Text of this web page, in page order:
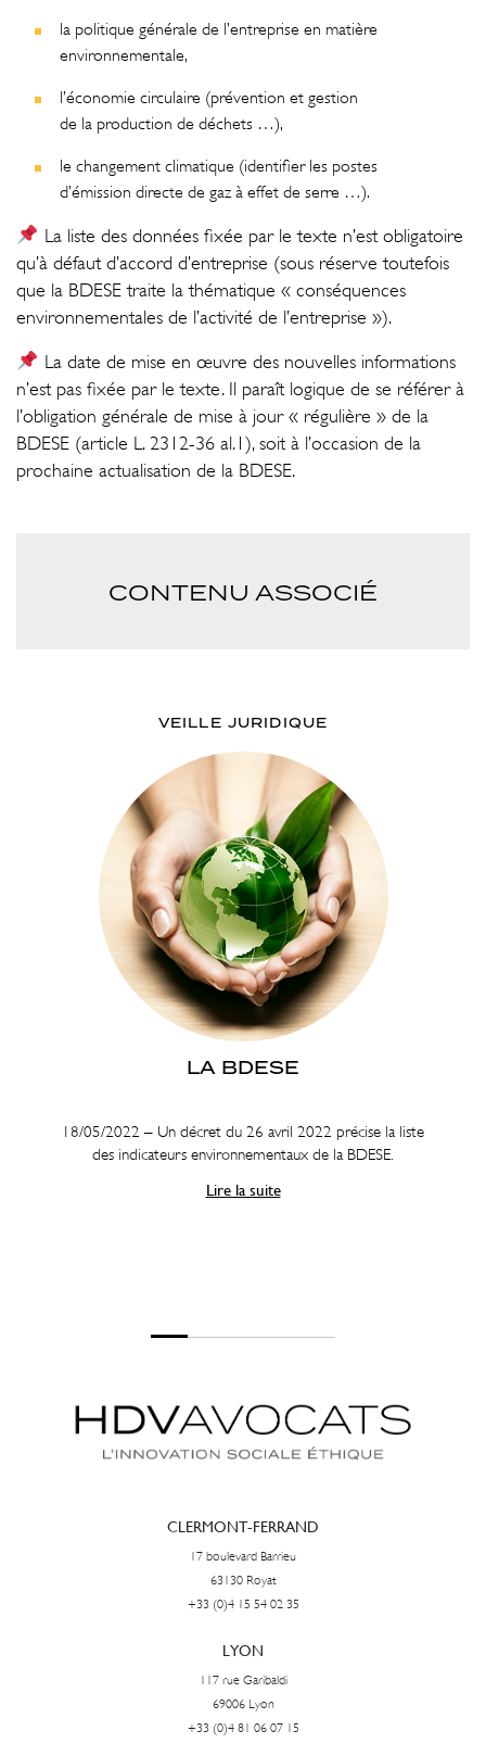
la politique générale de l’entreprise en matière
environnementale,
l’économie circulaire (prévention et gestion
de la production de déchets …),
le changement climatique (identifier les postes
d’émission directe de gaz à effet de serre …).
La liste des données fixée par le texte n’est obligatoire
qu’à défaut d’accord d’entreprise (sous réserve toutefois
que la BDESE traite la thématique « conséquences
environnementales de l’activité de l’entreprise »).
La date de mise en œuvre des nouvelles informations
n’est pas fixée par le texte. Il paraît logique de se référer à
l’obligation générale de mise à jour « régulière » de la
BDESE (article L. 2312-36 al.1), soit à l’occasion de la
prochaine actualisation de la BDESE.
CONTENU ASSOCIÉ
VEILLE JURIDIQUE
LA BDESE
18/05/2022 – Un décret du 26 avril 2022 précise la liste
des indicateurs environnementaux de la BDESE.
Lire la suite
CLERMONT-FERRAND
17 boulevard Barrieu
63130 Royat
+33 (0)4 15 54 02 35
LYON
117 rue Garibaldi
69006 Lyon
+33 (0)4 81 06 07 15